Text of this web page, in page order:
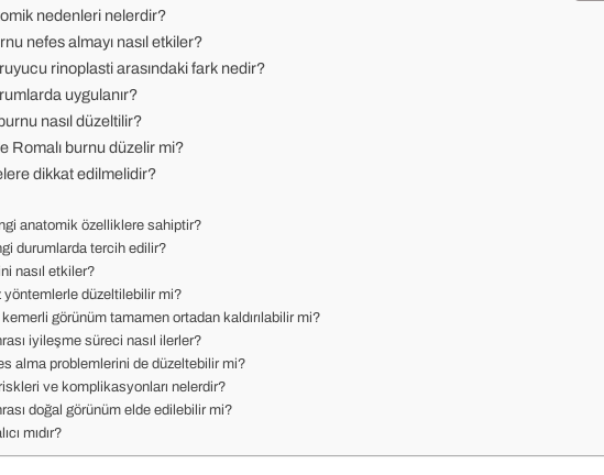
nedenleri nelerdir?
nefes almayı nasıl etkiler?
rinoplasti arasındaki fark nedir?
uygulanır?
nasıl düzeltilir?
Romalı burnu düzelir mi?
dikkat edilmelidir?
anatomik özelliklere sahiptir?
durumlarda tercih edilir?
nasıl etkiler?
yöntemlerle düzeltilebilir mi?
görünüm tamamen ortadan kaldırılabilir mi?
iyileşme süreci nasıl ilerler?
alma problemlerini de düzeltebilir mi?
ve komplikasyonları nelerdir?
doğal görünüm elde edilebilir mi?
mıdır?